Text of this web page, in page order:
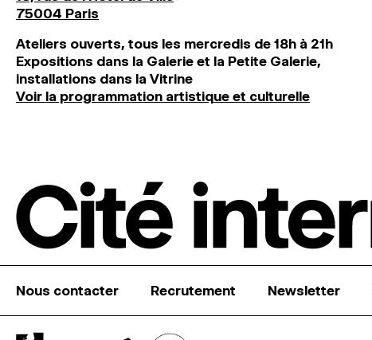
75004 Paris
Ateliers ouverts, tous les mercredis de 18h à 21h
Expositions dans la Galerie et la Petite Galerie,
installations dans la Vitrine
Voir la programmation artistique et culturelle
Nous contacter Recrutement Newsletter